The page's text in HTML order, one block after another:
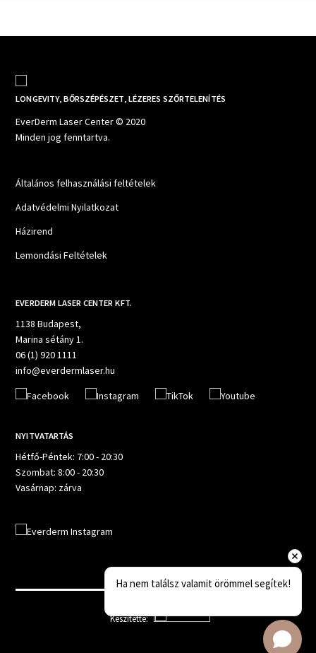
LONGEVITY, BŐRSZÉPÉSZET, LÉZERES SZŐRTELENÍTÉS
EverDerm Laser Center © 2020
Minden jog fenntartva.
Általános felhasználási feltételek
Adatvédelmi Nyilatkozat
Házirend
Lemondási Feltételek
EVERDERM LASER CENTER KFT.
1138 Budapest,
Marina sétány 1.
06 (1) 920 1111
info@everdermlaser.hu
NYITVATARTÁS
Hétfő-Péntek: 7:00 - 20:30
Szombat: 8:00 - 20:30
Vasárnap: zárva
Készítette:
Ha nem találsz valamit örömmel segítek!